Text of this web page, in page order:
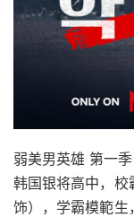
弱美男英雄 第一
韩国银将高中，校
饰），学霸模範生